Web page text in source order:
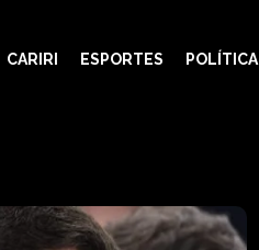
CARIRI ESPORTES POLÍTICA